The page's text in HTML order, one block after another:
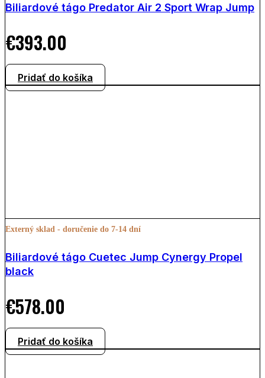
Biliardové tágo Predator Air 2 Sport Wrap Jump
€393.00
Pridať do košíka
Externý sklad - doručenie do 7-14 dní
Biliardové tágo Cuetec Jump Cynergy Propel
black
€578.00
Pridať do košíka